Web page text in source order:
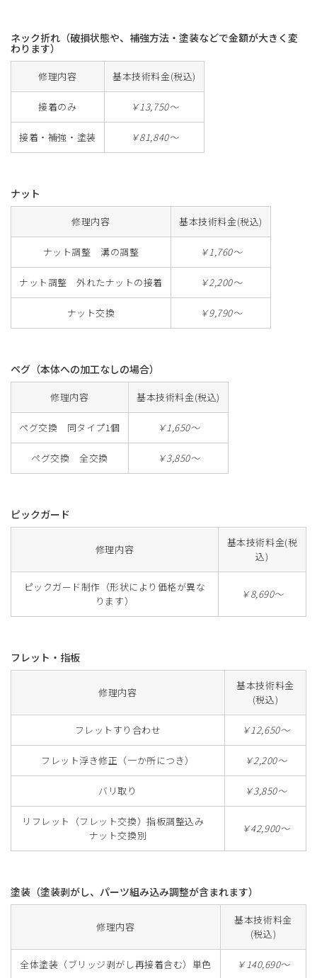
ネック折れ（破損状態や、補強方法・塗装などで金額が大きく変
わります）
修理内容 基本技術料金(税込)
接着のみ ￥13,750～
接着・補強・塗装 ￥81,840～
ナット
修理内容 基本技術料金(税込)
ナット調整 溝の調整 ￥1,760～
ナット調整 外れたナットの接着 ￥2,200～
ナット交換 ￥9,790～
ペグ（本体への加工なしの場合）
修理内容 基本技術料金(税込)
ペグ交換 同タイプ1個 ￥1,650～
ペグ交換 全交換 ￥3,850～
ピックガード
修理内容
基本技術料金(税
込)
ピックガード制作（形状により価格が異な
ります）
￥8,690～
フレット・指板
修理内容
基本技術料金
(税込)
フレットすり合わせ ￥12,650～
フレット浮き修正（一か所につき） ￥2,200～
バリ取り ￥3,850～
リフレット（フレット交換）指板調整込み
ナット交換別
￥42,900～
塗装（塗装剥がし、パーツ組み込み調整が含まれます）
修理内容
基本技術料金
(税込)
全体塗装（ブリッジ剥がし再接着含む）単色 ￥140,690～